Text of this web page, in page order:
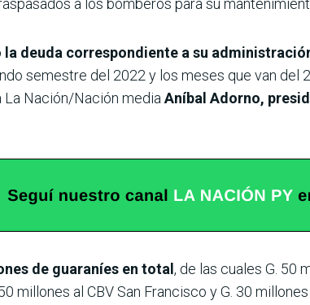
a los bomberos para su
deuda correspondiente a su
semestre del 2022 y los meses que van del
La Nación/Nación mediaAníbal Adorno,
de guaraníes en total , de las cuales G. 50
millones al CBV San Francisco y G. 30